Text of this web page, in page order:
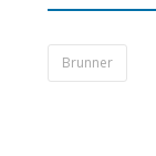
Brunner